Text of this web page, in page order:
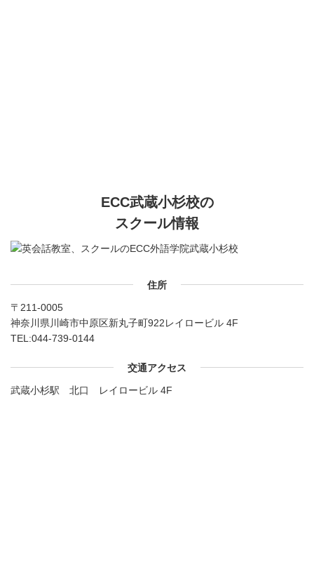
ECC武蔵小杉校の
スクール情報
住所
〒211-0005
神奈川県川崎市中原区新丸子町922レイロービル 4F
TEL:044-739-0144
交通アクセス
武蔵小杉駅 北口 レイロービル 4F